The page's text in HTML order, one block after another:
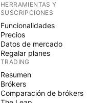
HERRAMIENTAS Y
SUSCRIPCIONES
Funcionalidades
Precios
Datos de mercado
Regalar planes
TRADING
Resumen
Brókers
Comparación de brókers